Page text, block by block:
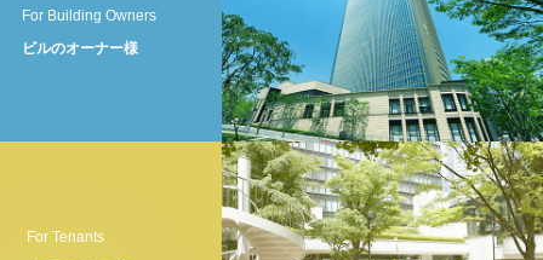
For Building Owners
ビルのオーナー様
For Tenants